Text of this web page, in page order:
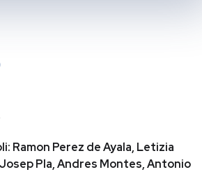
Ramon Perez de Ayala, Letizia
Pla, Andres Montes, Antonio